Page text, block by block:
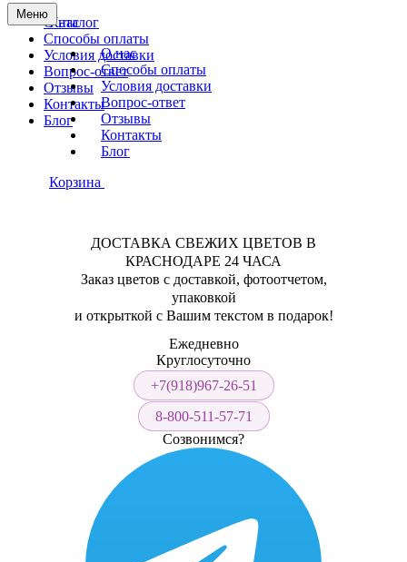
Меню
О нас
Способы оплаты
Условия доставки
Вопрос-ответ
Отзывы
Контакты
Блог
Каталог
О нас
Способы оплаты
Условия доставки
Вопрос-ответ
Отзывы
Контакты
Блог
Корзина
ДОСТАВКА СВЕЖИХ ЦВЕТОВ В
КРАСНОДАРЕ 24 ЧАСА
Заказ цветов с доставкой, фотоотчетом,
упаковкой
и открыткой с Вашим текстом в подарок!
Ежедневно
Круглосуточно
+7(918)967-26-51
8-800-511-57-71
Созвонимся?